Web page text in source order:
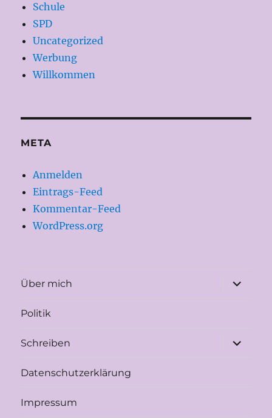
Schule
SPD
Uncategorized
Werbung
Willkommen
META
Anmelden
Eintrags-Feed
Kommentar-Feed
WordPress.org
Über mich
öffnen
Politik
Schreiben
öffnen
Datenschutzerklärung
Impressum